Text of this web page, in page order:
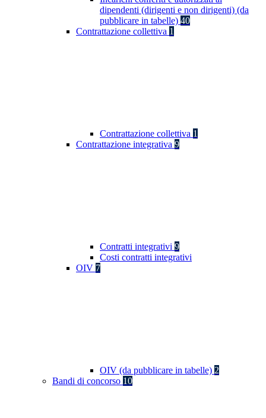
dipendenti (dirigenti e non dirigenti) (da
pubblicare in tabelle) 40
Contrattazione collettiva 1
Contrattazione collettiva 1
Contrattazione integrativa 9
Contratti integrativi 9
Costi contratti integrativi
OIV 7
OIV (da pubblicare in tabelle) 2
Bandi di concorso 10